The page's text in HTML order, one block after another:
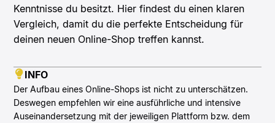
Kenntnisse du besitzt. Hier findest du einen klaren
Vergleich, damit du die perfekte Entscheidung für
deinen neuen Online-Shop treffen kannst.
INFO
Der Aufbau eines Online-Shops ist nicht zu unterschätzen.
Deswegen empfehlen wir eine ausführliche und intensive
Auseinandersetzung mit der jeweiligen Plattform bzw. dem